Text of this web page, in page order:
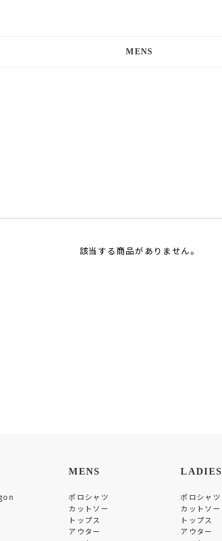
MENS
該当する商品がありません。
MENS
ポロシャツ
カットソー
トップス
アウター
LADIES
ポロシャツ
カットソー
トップス
アウター